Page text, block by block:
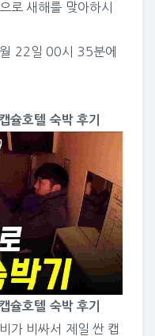
로 새해를 맞아하시
22일 00시 35분에
슐호텔 숙박 후기
슐호텔 숙박 후기
가 비싸서 제일 싼 캡